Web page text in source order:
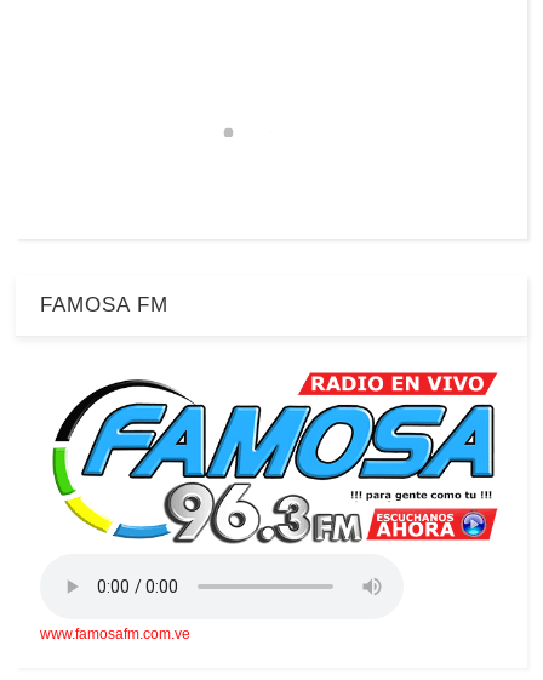
FAMOSA FM
www.famosafm.com.ve